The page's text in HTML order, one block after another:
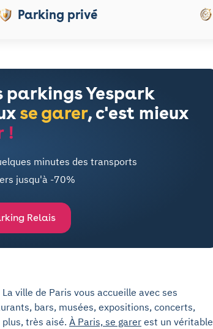
Parking privé
parkings Yespark
se garer, c'est mieux
!
minutes des transports
jusqu'à -70%
Relais
ville de Paris vous accueille avec ses
bars, musées, expositions, concerts,
très aisé. À Paris, se garer est un véritable